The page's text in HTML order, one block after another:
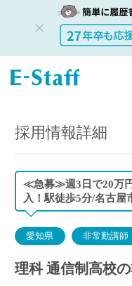
教員採用情
報のイー・
理科 通信制高校の非常勤講師
採用情報詳細
≪急募≫週3日で20万
入！駅徒歩5分/名古屋
愛知県 非常勤講師
理科 通信制高校